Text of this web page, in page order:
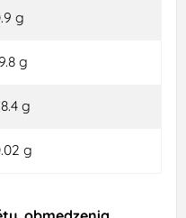
g
g
g
g